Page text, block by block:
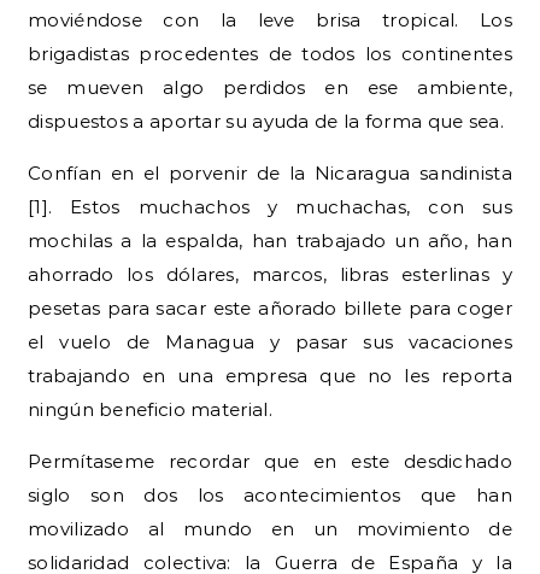
moviéndose con la leve brisa tropical. Los
brigadistas procedentes de todos los continentes
se mueven algo perdidos en ese ambiente,
dispuestos a aportar su ayuda de la forma que sea.
Confían en el porvenir de la Nicaragua sandinista
[1]. Estos muchachos y muchachas, con sus
mochilas a la espalda, han trabajado un año, han
ahorrado los dólares, marcos, libras esterlinas y
pesetas para sacar este añorado billete para coger
el vuelo de Managua y pasar sus vacaciones
trabajando en una empresa que no les reporta
ningún beneficio material.
Permítaseme recordar que en este desdichado
siglo son dos los acontecimientos que han
movilizado al mundo en un movimiento de
solidaridad colectiva: la Guerra de España y la